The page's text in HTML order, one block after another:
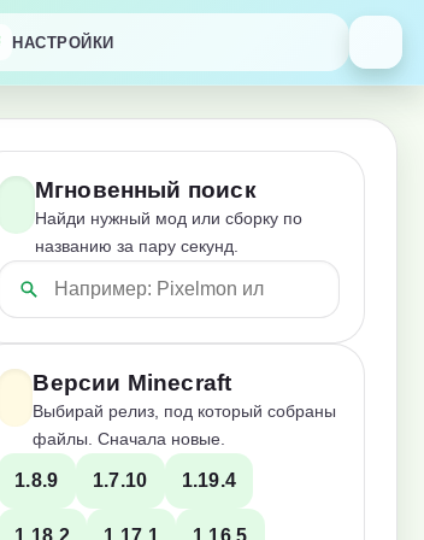
НАСТРОЙКИ
Мгновенный поиск
Найди нужный мод или сборку по
названию за пару секунд.
Версии Minecraft
Выбирай релиз, под который собраны
файлы. Сначала новые.
1.8.9 1.7.10 1.19.4
1.18.2 1.17.1 1.16.5